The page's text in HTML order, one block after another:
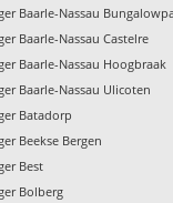
Baarle-Nassau
Baarle-Nassau Castelre
Baarle-Nassau Hoogbraak
Baarle-Nassau Ulicoten
Batadorp
Beekse Bergen
Best
Bolberg